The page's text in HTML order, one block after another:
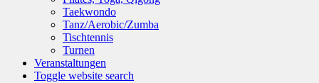
Taekwondo
Tanz/Aerobic/Zumba
Tischtennis
Turnen
Veranstaltungen
Toggle website search